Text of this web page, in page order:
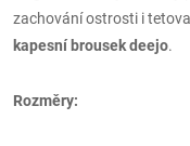
zachování ostrosti i
kapesní brousek deejo.
Rozměry: